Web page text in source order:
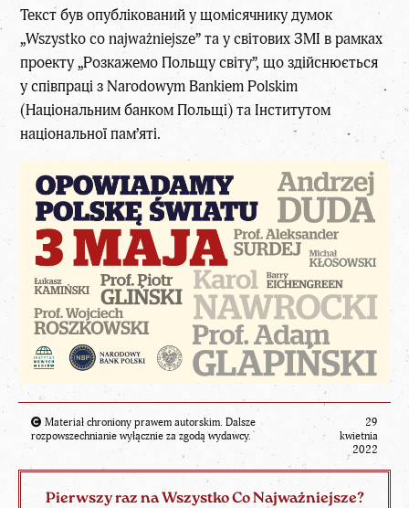
Текст був опублікований у щомісячнику думок
„Wszystko co najważniejsze” та у світових ЗМІ в рамках
проекту „Розкажемо Польщу світу”, що здійснюється
у співпраці з Narodowym Bankiem Polskim
(Національним банком Польщі) та Інститутом
національної пам’яті.
Materiał chroniony prawem autorskim. Dalsze
rozpowszechnianie wyłącznie za zgodą wydawcy.
29
kwietnia
2022
Pierwszy raz na Wszystko Co Najważniejsze?